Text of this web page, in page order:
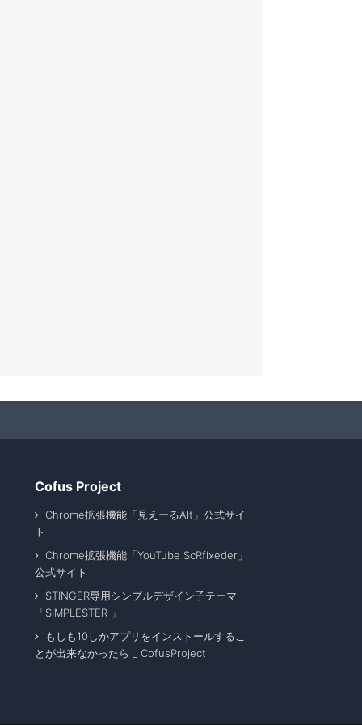
Cofus Project
Chrome拡張機能「見えーるAlt」公式サイ
ト
Chrome拡張機能「YouTube ScRfixeder」
公式サイト
STINGER専用シンプルデザイン子テーマ
「SIMPLESTER 」
もしも10しかアプリをインストールするこ
とが出来なかったら _ CofusProject